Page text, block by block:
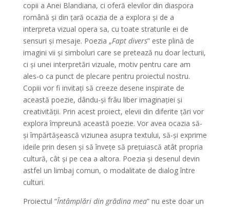
copii a Anei Blandiana, ci oferă elevilor din diaspora
română și din țară ocazia de a explora și de a
interpreta vizual opera sa, cu toate straturile ei de
sensuri și mesaje. Poezia „Fapt divers” este plină de
imagini vii și simboluri care se pretează nu doar lecturii,
ci și unei interpretări vizuale, motiv pentru care am
ales-o ca punct de plecare pentru proiectul nostru.
Copiii vor fi invitați să creeze desene inspirate de
această poezie, dându-și frâu liber imaginației și
creativității. Prin acest proiect, elevii din diferite țări vor
explora împreună această poezie. Vor avea ocazia să-
și împărtășească viziunea asupra textului, să-și exprime
ideile prin desen și să învețe să prețuiască atât propria
cultură, cât și pe cea a altora. Poezia și desenul devin
astfel un limbaj comun, o modalitate de dialog între
culturi.
Proiectul “Întâmplări din grădina mea” nu este doar un